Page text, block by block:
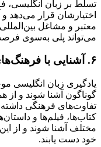
تسلط بر زبان
اختیارشان قرار می‌دهد
معتبر و مشاغل
می‌تواند پلی به‌سوی
۶. آشنایی با فرهنگ‌های دیگر و پذیرش تفاوت‌ها
یادگیری زبان انگلیسی
گوناگون آشنا شوند و از
تفاوت‌های فرهنگی داشته
کتاب‌ها، فیلم‌ها و
مختلف آشنا شوند و از
خود دست یابند.